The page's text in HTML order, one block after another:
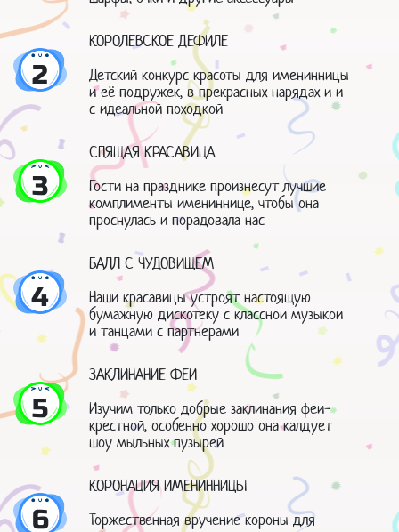
2
КОРОЛЕВСКОЕ ДЕФИЛЕ
Детский конкурс красоты для именинницы
и её подружек, в прекрасных нарядах и и
с идеальной походкой
3
СПЯЩАЯ КРАСАВИЦА
Гости на празднике произнесут лучшие
комплименты имениннице, чтобы она
проснулась и порадовала нас
4
БАЛЛ С ЧУДОВИЩЕМ
Наши красавицы устроят настоящую
бумажную дискотеку с классной музыкой
и танцами с партнерами
5
ЗАКЛИНАНИЕ ФЕИ
Изучим только добрые заклинания феи-
крестной, особенно хорошо она калдует
шоу мыльных пузырей
6
КОРОНАЦИЯ ИМЕНИННИЦЫ
Торжественная вручение короны для